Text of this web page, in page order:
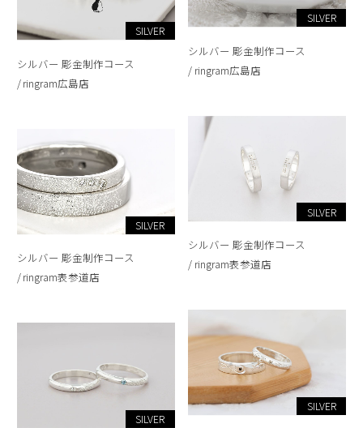
SILVER
シルバー 彫金制作コース
ringram広島店
SILVER
シルバー 彫金制作コース
ringram広島店
SILVER
シルバー 彫金制作コース
ringram表参道店
SILVER
シルバー 彫金制作コース
ringram表参道店
SILVER
SILVER